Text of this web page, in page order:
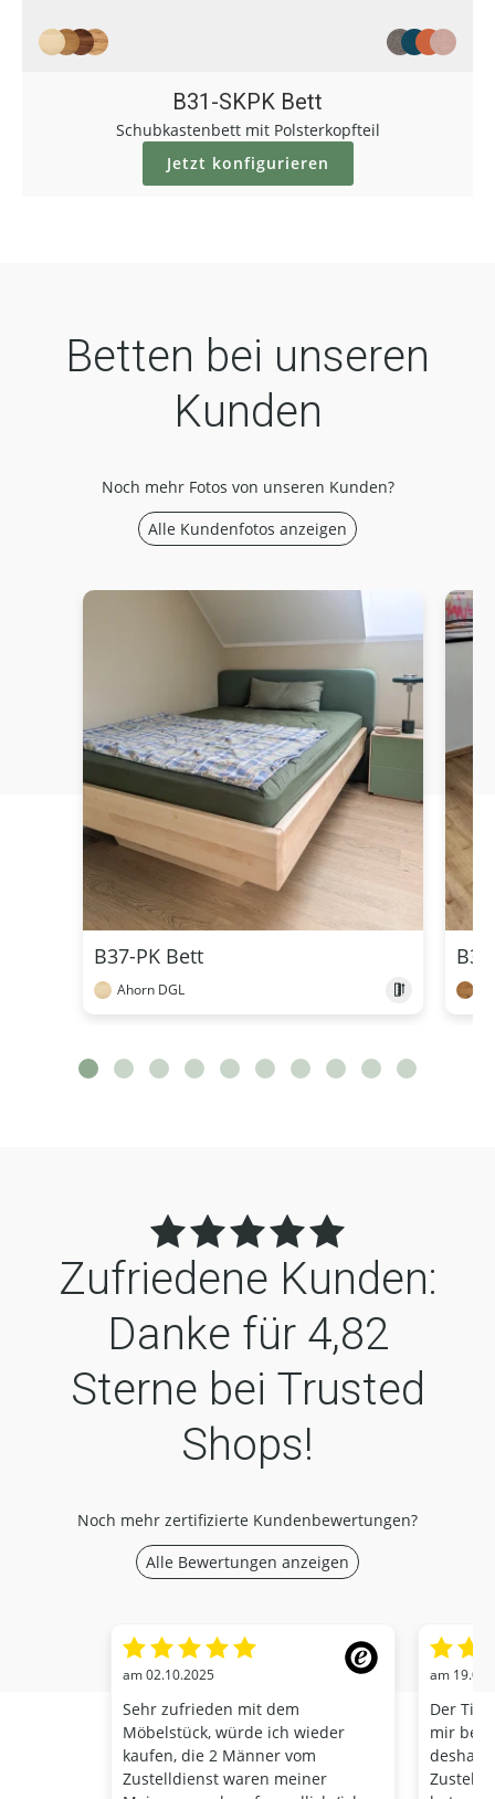
B31-SKPK Bett
Schubkastenbett mit Polsterkopfteil
Jetzt konfigurieren
Betten bei unseren
Kunden
Noch mehr Fotos von unseren Kunden?
Alle Kundenfotos anzeigen
B37-PK Bett
Ahorn DGL
Zufriedene Kunden:
Danke für 4,82
Sterne bei Trusted
Shops!
Noch mehr zertifizierte Kundenbewertungen?
Alle Bewertungen anzeigen
am 02.10.2025
Sehr zufrieden mit dem
Möbelstück, würde ich wieder
kaufen, die 2 Männer vom
Zustelldienst waren meiner
am
Der
mir